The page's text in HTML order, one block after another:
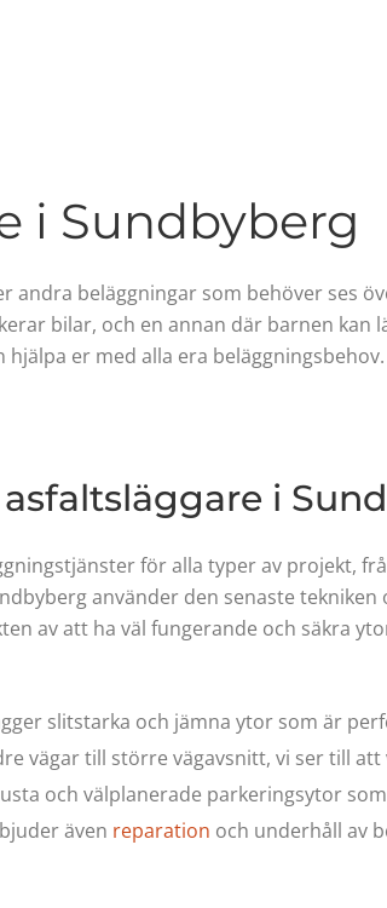
i Sundbyberg
andra beläggningar som behöver ses
bilar, och en annan där barnen kan
er med alla era beläggningsbehov.
i
för alla typer av projekt,
använder den senaste
av att ha väl fungerande och säkra
slitstarka och jämna ytor som är
vägar till större vägavsnitt, vi ser till
och välplanerade parkeringsytor
även reparation och underhåll av